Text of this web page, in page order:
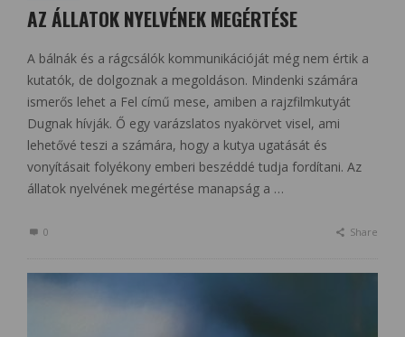
AZ ÁLLATOK NYELVÉNEK MEGÉRTÉSE
A bálnák és a rágcsálók kommunikációját még nem értik a
kutatók, de dolgoznak a megoldáson. Mindenki számára
ismerős lehet a Fel című mese, amiben a rajzfilmkutyát
Dugnak hívják. Ő egy varázslatos nyakörvet visel, ami
lehetővé teszi a számára, hogy a kutya ugatását és
vonyításait folyékony emberi beszéddé tudja fordítani. Az
állatok nyelvének megértése manapság a …
0 Share